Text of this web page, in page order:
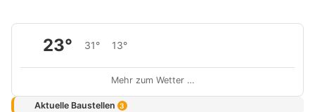
23° 31° 13°
Mehr zum Wetter …
Aktuelle Baustellen 3